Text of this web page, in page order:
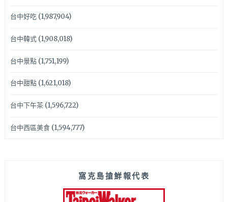
台中好吃(1,987,904)
台中韓式(1,908,018)
台中景點(1,751,199)
台中甜點(1,621,018)
台中下午茶(1,596,722)
台中西區美食(1,594,777)
窩克島搶鮮報代表